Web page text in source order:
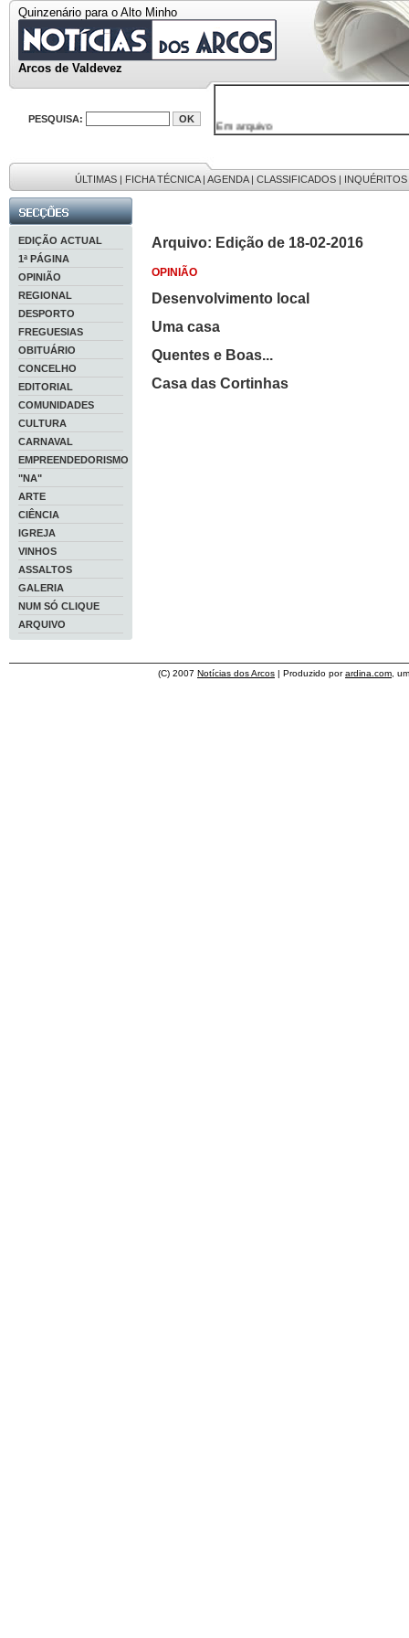
Quinzenário para o Alto Minho
Arcos de Valdevez
PESQUISA: Em arquivo
32646 notícias
9886 mensagens
201 registos
ÚLTIMAS | FICHA TÉCNICA| AGENDA| CLASSIFICADOS | INQUÉRITOS
EDIÇÃO ACTUAL
1ª PÁGINA
OPINIÃO
REGIONAL
DESPORTO
FREGUESIAS
OBITUÁRIO
CONCELHO
EDITORIAL
COMUNIDADES
CULTURA
CARNAVAL
EMPREENDEDORISMO
"NA"
ARTE
CIÊNCIA
IGREJA
VINHOS
ASSALTOS
GALERIA
NUM SÓ CLIQUE
ARQUIVO
Arquivo: Edição de 18-02-2016
OPINIÃO
Desenvolvimento local
Uma casa
Quentes e Boas...
Casa das Cortinhas
(C) 2007 Notícias dos Arcos | Produzido porardina.com ,